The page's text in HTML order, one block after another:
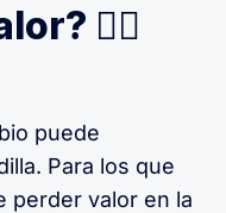
🧛‍♀️
puede
Para los que
perder valor en la